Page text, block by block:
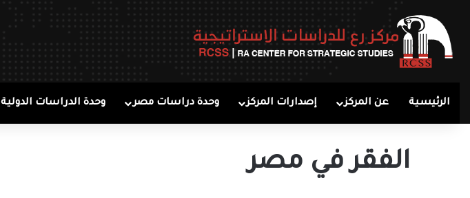
الرئيسية عن المركز إصدارات المركز وحدة دراسات مصر وحدة الدراسات الدولية
الفقر في مصر